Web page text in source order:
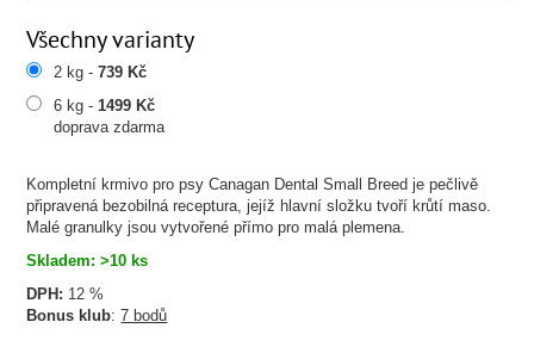
Kompletní krmivo pro psy Canagan Dental Small Breed je pečlivě
připravená bezobilná receptura, jejíž hlavní složku tvoří krůtí maso.
Malé granulky jsou vytvořené přímo pro malá plemena.
Skladem: >10 ks
DPH: 12 %
Bonus klub:7 bodů
Všechny varianty
2 kg -739 Kč
6 kg -1499 Kč
doprava zdarma